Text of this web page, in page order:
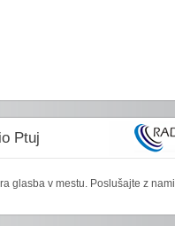
Ptuj
glasba v mestu. Poslušajte z nami